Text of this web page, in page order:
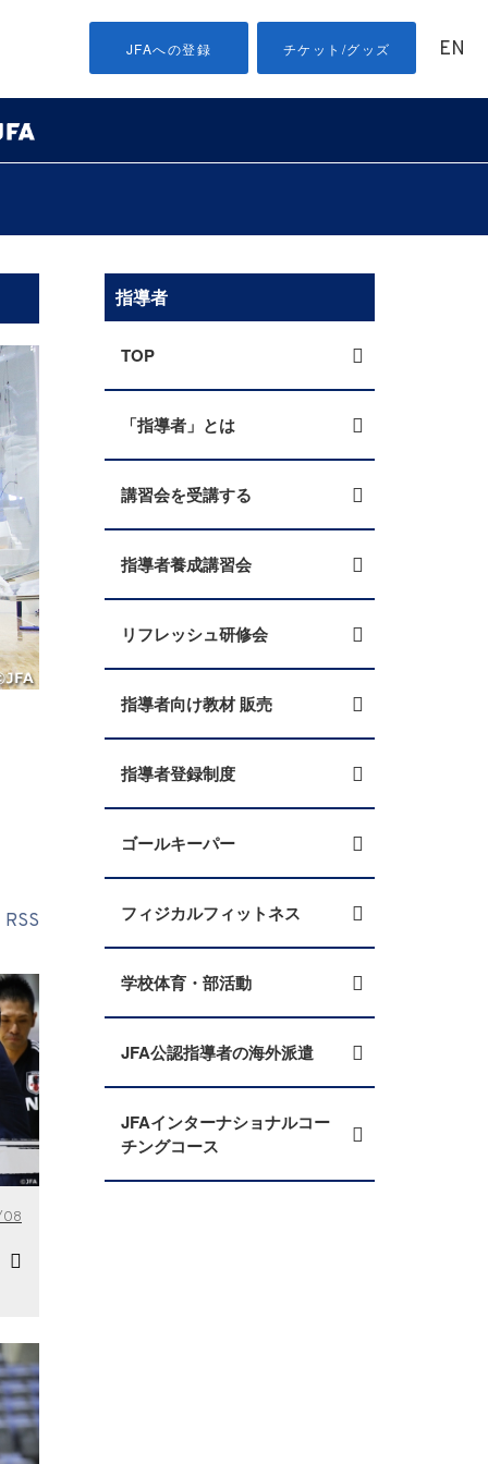
JFAへの登録 チケット/グッズ EN
RSS
指導者
TOP
「指導者」とは
講習会を受講する
指導者養成講習会
リフレッシュ研修会
指導者向け教材 販売
指導者登録制度
ゴールキーパー
フィジカルフィットネス
学校体育・部活動
JFA公認指導者の海外派遣
JFAインターナショナルコー
チングコース